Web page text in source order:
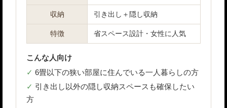
収納 引き出し＋隠し収納
特徴 省スペース設計・女性に人気
こんな人向け
6畳以下の狭い部屋に住んでいる一人暮らしの方
引き出し以外の隠し収納スペースも確保したい
方